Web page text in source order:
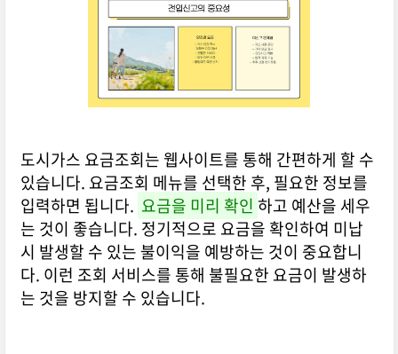
도시가스 요금조회는 웹사이트를 통해 간편하게 할 수
있습니다. 요금조회 메뉴를 선택한 후, 필요한 정보를
입력하면 됩니다. 요금을 미리 확인 하고 예산을 세우
는 것이 좋습니다. 정기적으로 요금을 확인하여 미납
시 발생할 수 있는 불이익을 예방하는 것이 중요합니
다. 이런 조회 서비스를 통해 불필요한 요금이 발생하
는 것을 방지할 수 있습니다.